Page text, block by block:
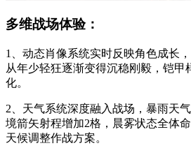
多维战场体验：
1、动态肖像系统实时反映角色成长
从年少轻狂逐渐变得沉稳刚毅，铠甲
化。
2、天气系统深度融入战场，暴雨天
境箭矢射程增加2格，晨雾状态全体
天候调整作战方案。